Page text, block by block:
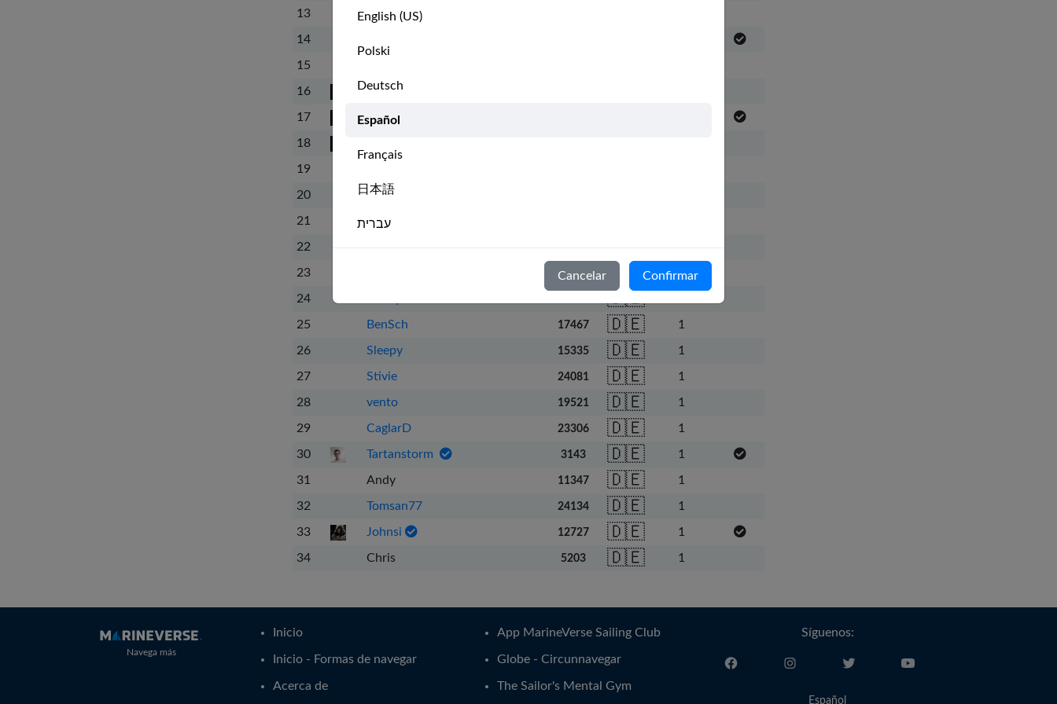
13 Hosse27
14
15
16 beamkraft
17 LuckyLuke
18
19
20 Jay Goldschmidt
21 herrehrhardt
22
23 15852 🇩🇪 1
24 🇩🇪
25 BenSch 17467 🇩🇪 1
26 Sleepy 15335 🇩🇪 1
27 Stivie 24081 🇩🇪 1
28 vento 19521 🇩🇪 1
29 CaglarD 23306 🇩🇪 1
30 Tartanstorm 3143 🇩🇪 1
31 Andy 11347 🇩🇪 1
32 Tomsan77 24134 🇩🇪 1
33 Johnsi 12727 🇩🇪 1
34 Chris 5203 🇩🇪 1
Navega más
Inicio
Inicio - Formas de navegar
Acerca de
App MarineVerse Sailing Club
Globe - Circunnavegar
The Sailor's Mental Gym
Síguenos:
Español
English (US)
Polski
Deutsch
Español
Français
日本語
עברית
Português
Cancelar Confirmar